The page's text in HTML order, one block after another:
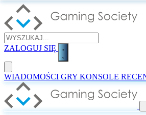
ZALOGUJ SIĘ
WIADOMOŚCI GRY KONSOLE